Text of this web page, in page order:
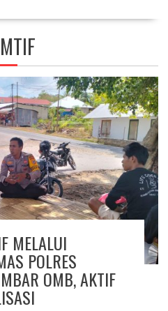
MELALUI
POLRES
OMB, AKTIF